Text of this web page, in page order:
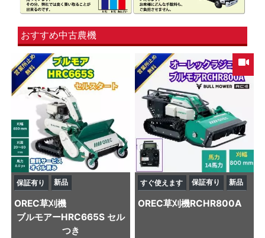
おすすめ中古農機
保証有り 新品
OREC草刈機
ブルモアーHRC665S セル
つき
すぐ使えます 保証有り 新品
OREC草刈機RCHR800A